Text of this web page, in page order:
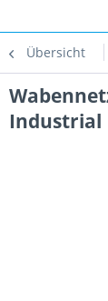
Übersicht
Industrial